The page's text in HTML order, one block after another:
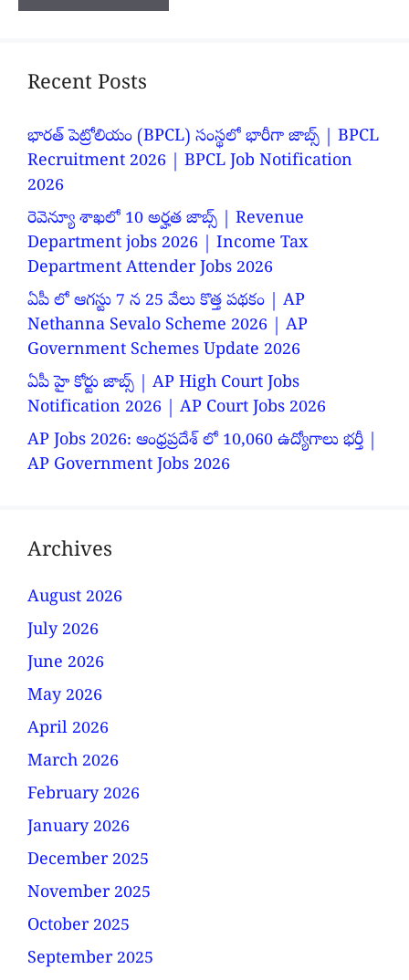
Recent Posts
భారత్ పెట్రోలియం (BPCL) సంస్థలో భారీగా జాబ్స్ | BPCL
Recruitment 2026 | BPCL Job Notification
2026
రెవెన్యూ శాఖలో 10 అర్హత జాబ్స్ | Revenue
Department jobs 2026 | Income Tax
Department Attender Jobs 2026
ఏపీ లో ఆగస్టు 7 న 25 వేలు కొత్త పథకం | AP
Nethanna Sevalo Scheme 2026 | AP
Government Schemes Update 2026
ఏపీ హై కోర్టు జాబ్స్ | AP High Court Jobs
Notification 2026 | AP Court Jobs 2026
AP Jobs 2026: ఆంధ్రప్రదేశ్ లో 10,060 ఉద్యోగాలు భర్తీ |
AP Government Jobs 2026
Archives
August 2026
July 2026
June 2026
May 2026
April 2026
March 2026
February 2026
January 2026
December 2025
November 2025
October 2025
September 2025